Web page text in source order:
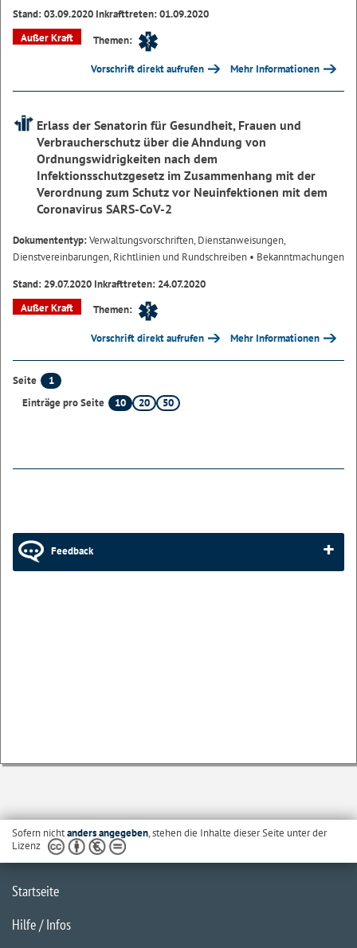
Stand: 03.09.2020 Inkrafttreten: 01.09.2020
Außer Kraft
Themen:
Vorschrift direkt aufrufen Mehr Informationen
Erlass der Senatorin für Gesundheit, Frauen und
Verbraucherschutz über die Ahndung von
Ordnungswidrigkeiten nach dem
Infektionsschutzgesetz im Zusammenhang mit der
Verordnung zum Schutz vor Neuinfektionen mit dem
Coronavirus SARS-CoV-2
Dokumententyp:Verwaltungsvorschriften, Dienstanweisungen,
Dienstvereinbarungen, Richtlinien und Rundschreiben • Bekanntmachungen
Stand: 29.07.2020 Inkrafttreten: 24.07.2020
Außer Kraft
Themen:
Vorschrift direkt aufrufen Mehr Informationen
Seite
1
Einträge pro Seite
10 20 50
Feedback
Sofern nichtanders angegeben, stehen die Inhalte dieser Seite unter der
Lizenz
Startseite
Hilfe / Infos